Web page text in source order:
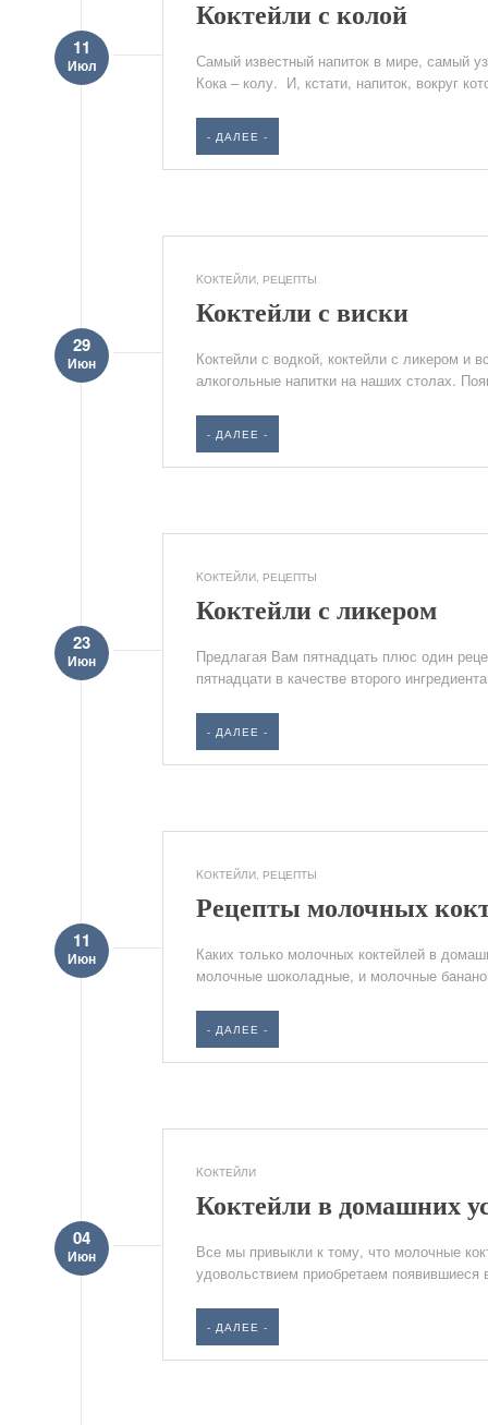
Коктейли с колой
11
Июл
Самый известный напиток в мире, самый
Кока – колу. И, кстати, напиток, вокруг
- ДАЛЕЕ -
KОКТЕЙЛИ, РЕЦЕПТЫ
Коктейли с виски
29
Июн
Коктейли с водкой, коктейли с ликером и
алкогольные напитки на наших столах.
- ДАЛЕЕ -
KОКТЕЙЛИ, РЕЦЕПТЫ
Коктейли с ликером
23
Июн
Предлагая Вам пятнадцать плюс один
пятнадцати в качестве второго
- ДАЛЕЕ -
KОКТЕЙЛИ, РЕЦЕПТЫ
Рецепты молочных
11
Июн
Каких только молочных коктейлей в
молочные шоколадные, и молочные
- ДАЛЕЕ -
KОКТЕЙЛИ
Коктейли в домашних
04
Июн
Все мы привыкли к тому, что молочные
удовольствием приобретаем
- ДАЛЕЕ -